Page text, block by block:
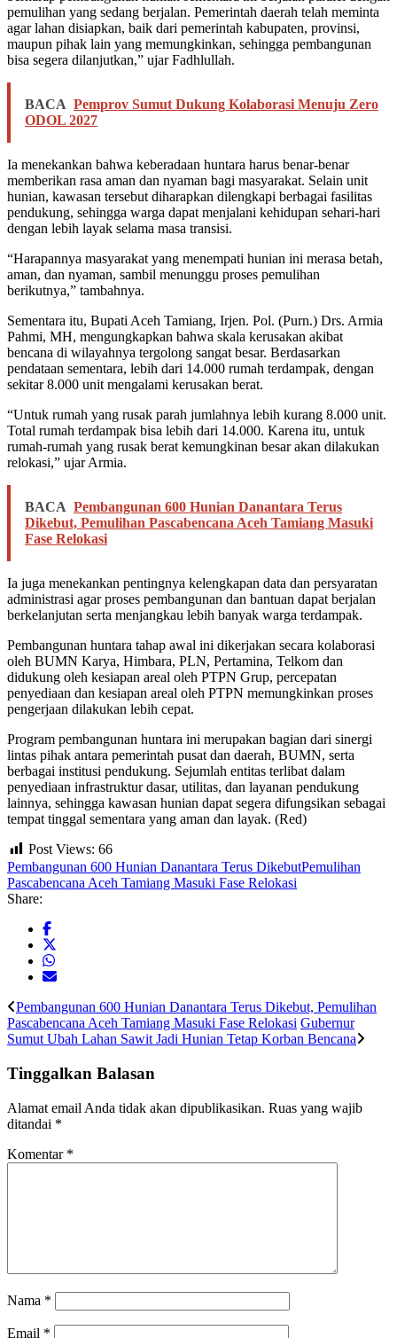
pemulihan yang sedang berjalan. Pemerintah daerah telah meminta
agar lahan disiapkan, baik dari pemerintah kabupaten, provinsi,
maupun pihak lain yang memungkinkan, sehingga pembangunan
bisa segera dilanjutkan,” ujar Fadhlullah.
BACA Pemprov Sumut Dukung Kolaborasi Menuju Zero
ODOL 2027
Ia menekankan bahwa keberadaan huntara harus benar-benar
memberikan rasa aman dan nyaman bagi masyarakat. Selain unit
hunian, kawasan tersebut diharapkan dilengkapi berbagai fasilitas
pendukung, sehingga warga dapat menjalani kehidupan sehari-hari
dengan lebih layak selama masa transisi.
“Harapannya masyarakat yang menempati hunian ini merasa betah,
aman, dan nyaman, sambil menunggu proses pemulihan
berikutnya,” tambahnya.
Sementara itu, Bupati Aceh Tamiang, Irjen. Pol. (Purn.) Drs. Armia
Pahmi, MH, mengungkapkan bahwa skala kerusakan akibat
bencana di wilayahnya tergolong sangat besar. Berdasarkan
pendataan sementara, lebih dari 14.000 rumah terdampak, dengan
sekitar 8.000 unit mengalami kerusakan berat.
“Untuk rumah yang rusak parah jumlahnya lebih kurang 8.000 unit.
Total rumah terdampak bisa lebih dari 14.000. Karena itu, untuk
rumah-rumah yang rusak berat kemungkinan besar akan dilakukan
relokasi,” ujar Armia.
BACA Pembangunan 600 Hunian Danantara Terus
Dikebut, Pemulihan Pascabencana Aceh Tamiang Masuki
Fase Relokasi
Ia juga menekankan pentingnya kelengkapan data dan persyaratan
administrasi agar proses pembangunan dan bantuan dapat berjalan
berkelanjutan serta menjangkau lebih banyak warga terdampak.
Pembangunan huntara tahap awal ini dikerjakan secara kolaborasi
oleh BUMN Karya, Himbara, PLN, Pertamina, Telkom dan
didukung oleh kesiapan areal oleh PTPN Grup, percepatan
penyediaan dan kesiapan areal oleh PTPN memungkinkan proses
pengerjaan dilakukan lebih cepat.
Program pembangunan huntara ini merupakan bagian dari sinergi
lintas pihak antara pemerintah pusat dan daerah, BUMN, serta
berbagai institusi pendukung. Sejumlah entitas terlibat dalam
penyediaan infrastruktur dasar, utilitas, dan layanan pendukung
lainnya, sehingga kawasan hunian dapat segera difungsikan sebagai
tempat tinggal sementara yang aman dan layak. (Red)
Post Views: 66
Pembangunan 600 Hunian Danantara Terus DikebutPemulihan
Pascabencana Aceh Tamiang Masuki Fase Relokasi
Share:
Pembangunan 600 Hunian Danantara Terus Dikebut, Pemulihan
Pascabencana Aceh Tamiang Masuki Fase Relokasi Gubernur
Sumut Ubah Lahan Sawit Jadi Hunian Tetap Korban Bencana
Tinggalkan Balasan
Alamat email Anda tidak akan dipublikasikan. Ruas yang wajib
ditandai *
Komentar *
Nama *
Email *